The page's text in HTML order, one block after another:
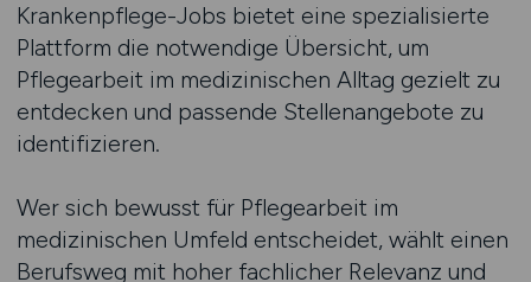
Krankenpflege-Jobs bietet eine spezialisierte
Plattform die notwendige Übersicht, um
Pflegearbeit im medizinischen Alltag gezielt zu
entdecken und passende Stellenangebote zu
identifizieren.
Wer sich bewusst für Pflegearbeit im
medizinischen Umfeld entscheidet, wählt einen
Berufsweg mit hoher fachlicher Relevanz und